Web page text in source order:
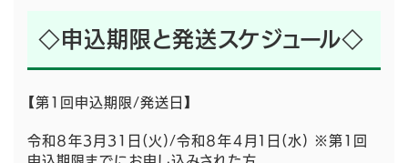
◇申込期限と発送スケジュール◇
【第1回申込期限/発送日】
令和８年3月31日(火)/令和８年４月１日(水) ※第1回